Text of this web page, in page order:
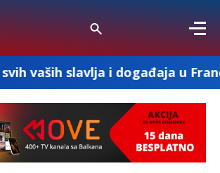
i događaja u Francuskoj